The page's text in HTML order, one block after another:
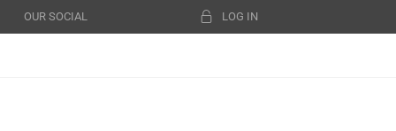
OUR SOCIAL LOG IN